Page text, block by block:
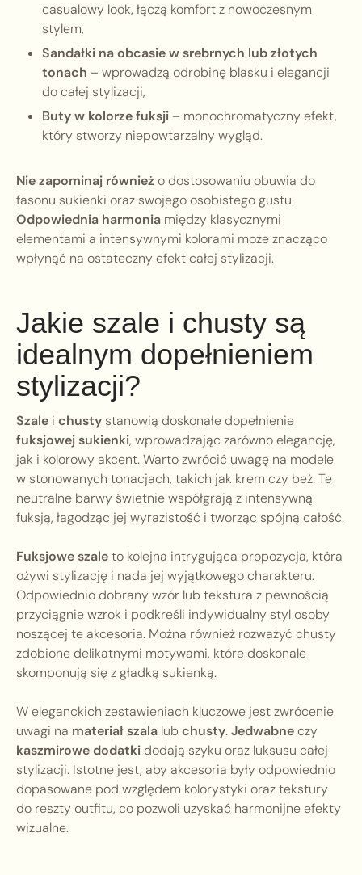
casualowy look, łączą komfort z nowoczesnym
stylem,
Sandałki na obcasie w srebrnych lub złotych
tonach – wprowadzą odrobinę blasku i elegancji
do całej stylizacji,
Buty w kolorze fuksji– monochromatyczny efekt,
który stworzy niepowtarzalny wygląd.
Nie zapominaj również o dostosowaniu obuwia do
fasonu sukienki oraz swojego osobistego gustu.
Odpowiednia harmonia między klasycznymi
elementami a intensywnymi kolorami może znacząco
wpłynąć na ostateczny efekt całej stylizacji.
Jakie szale i chusty są
idealnym dopełnieniem
stylizacji?
Szale i chusty stanowią doskonałe dopełnienie
fuksjowej sukienki, wprowadzając zarówno elegancję,
jak i kolorowy akcent. Warto zwrócić uwagę na modele
w stonowanych tonacjach, takich jak krem czy beż. Te
neutralne barwy świetnie współgrają z intensywną
fuksją, łagodząc jej wyrazistość i tworząc spójną całość.
Fuksjowe szaleto kolejna intrygująca propozycja, która
ożywi stylizację i nada jej wyjątkowego charakteru.
Odpowiednio dobrany wzór lub tekstura z pewnością
przyciągnie wzrok i podkreśli indywidualny styl osoby
noszącej te akcesoria. Można również rozważyć chusty
zdobione delikatnymi motywami, które doskonale
skomponują się z gładką sukienką.
W eleganckich zestawieniach kluczowe jest zwrócenie
uwagi na materiał szala lub chusty.Jedwabneczy
kaszmirowe dodatkidodają szyku oraz luksusu całej
stylizacji. Istotne jest, aby akcesoria były odpowiednio
dopasowane pod względem kolorystyki oraz tekstury
do reszty outfitu, co pozwoli uzyskać harmonijne efekty
wizualne.